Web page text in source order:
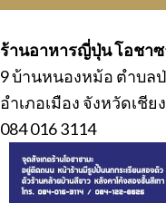
ร้านอาหารญี่ปุ่น โอชา
9 บ้านหนองหม้อ ตำบล
อำเภอเมือง จังหวัดเชี
084 016 3114